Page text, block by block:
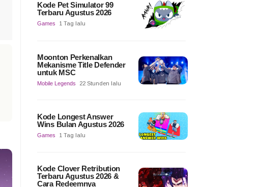
Kode Pet Simulator 99
Terbaru Agustus 2026
Games 1 Tag lalu
Moonton Perkenalkan
Mekanisme Title Defender
untuk MSC
Mobile Legends 22 Stunden lalu
Kode Longest Answer
Wins Bulan Agustus 2026
Games 1 Tag lalu
Kode Clover Retribution
Terbaru Agustus 2026 &
Cara Redeemnya